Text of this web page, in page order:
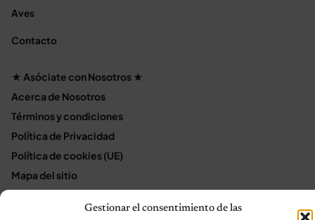
Gestionar el consentimiento de las
Aves
Contacto
★ Asóciate con Nosotros ★
Acerca de Nosotros
Términos y condiciones
Política de Privacidad
Política de cookies (UE)
Mapa del sitio
Terms and Conditions